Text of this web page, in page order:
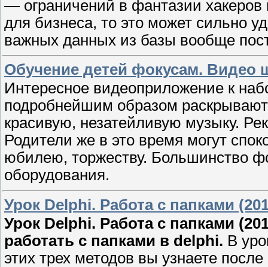
— ограничений в фантазии хакеров
для бизнеса, то это может сильно
важных данных из базы вообще
Обучение детей фокусам. Видео
Интересное видеоприложение к
подробнейшим образом
красивую, незатейливую музыку.
Родители же в это время могут
юбилею, торжеству. Большинство
оборудования.
Урок Delphi. Работа с папками
Урок Delphi. Работа с папками
работать с папками в delphi. В
этих трех методов вы узнаете